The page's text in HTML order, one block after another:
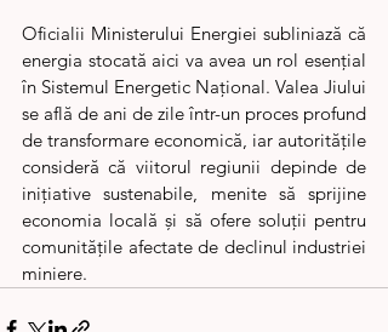
Oficialii Ministerului Energiei subliniază că
energia stocată aici va avea un rol esențial
în Sistemul Energetic Național. Valea Jiului
se află de ani de zile într-un proces profund
de transformare economică, iar autoritățile
consideră că viitorul regiunii depinde de
inițiative sustenabile, menite să sprijine
economia locală și să ofere soluții pentru
comunitățile afectate de declinul industriei
miniere.